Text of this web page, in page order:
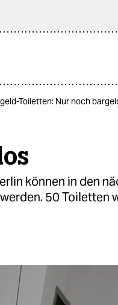
Toiletten: Nur noch
können in den
50 Toiletten